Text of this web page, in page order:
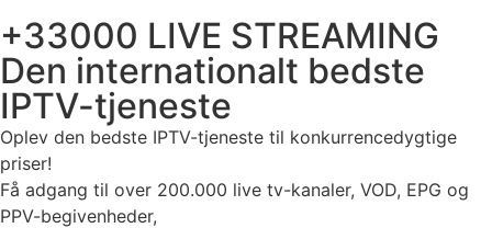
+33000 LIVE STREAMING
Den internationalt bedste
IPTV-tjeneste
Oplev den bedste IPTV-tjeneste til konkurrencedygtige
priser!
Få adgang til over 200.000 live tv-kanaler, VOD, EPG og
PPV-begivenheder,